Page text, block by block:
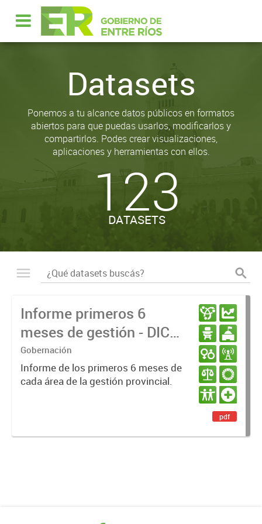
Datasets
Ponemos a tu alcance datos públicos en formatos
abiertos para que puedas usarlos, modificarlos y
compartirlos. Podes crear visualizaciones,
aplicaciones y herramientas con ellos.
123
DATASETS
Informe primeros 6
meses de gestión - DIC
23 / JUN 24
Gobernación
Informe de los primeros 6 meses de
cada área de la gestión provincial.
pdf